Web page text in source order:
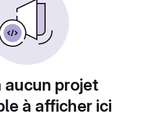
aucun projet
à afficher ici